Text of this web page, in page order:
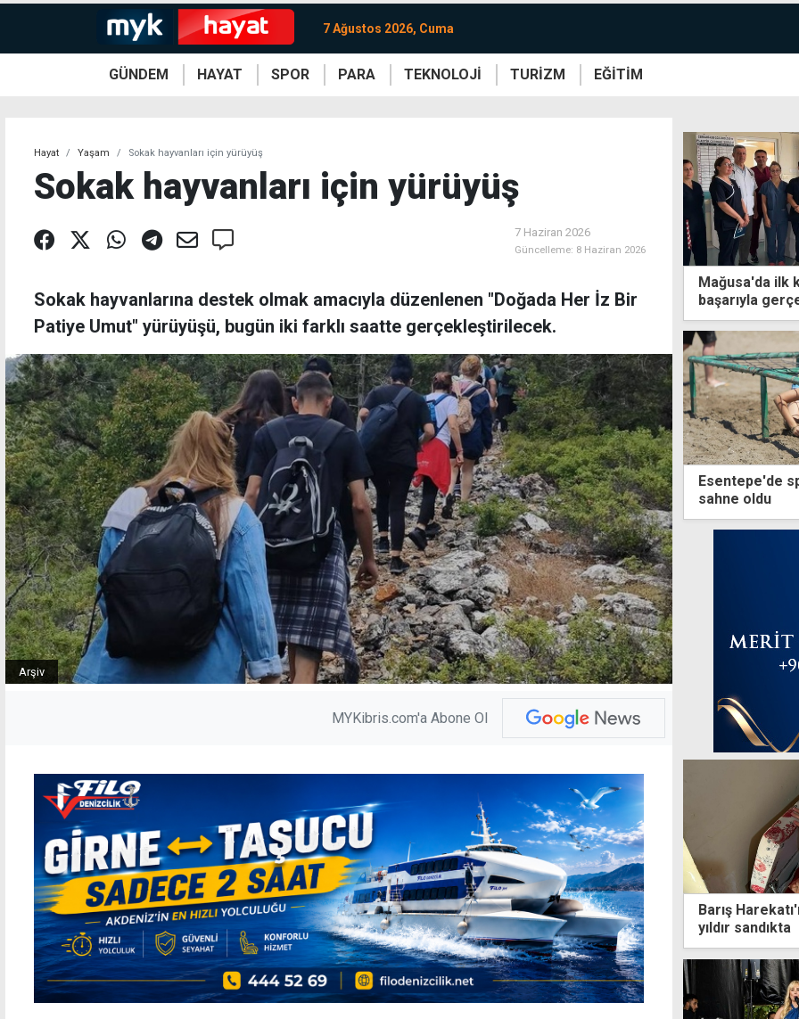
7 Ağustos 2026, Cuma
GÜNDEM HAYAT SPOR PARA TEKNOLOJİ TURİZM EĞİTİM
Hayat Yaşam Sokak hayvanları için yürüyüş
Sokak hayvanları için yürüyüş
7 Haziran 2026
Güncelleme: 8 Haziran 2026
Sokak hayvanlarına destek olmak amacıyla düzenlenen "Doğada Her İz Bir
Patiye Umut" yürüyüşü, bugün iki farklı saatte gerçekleştirilecek.
Arşiv
MYKibris.com'a Abone Ol
Mağusa'da ilk
başarıyla
Esentepe'de
sahne oldu
Barış
yıldır sandıkta